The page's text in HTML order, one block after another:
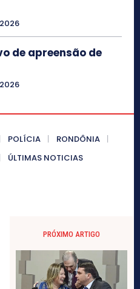
de apreensão de
POLÍCIA
RONDÔNIA
ÚLTIMAS NOTICIAS
PRÓXIMO ARTIGO